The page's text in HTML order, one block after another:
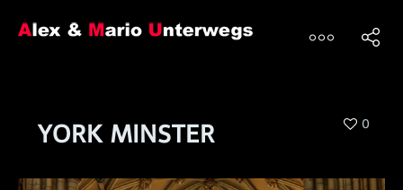
YORK MINSTER 0